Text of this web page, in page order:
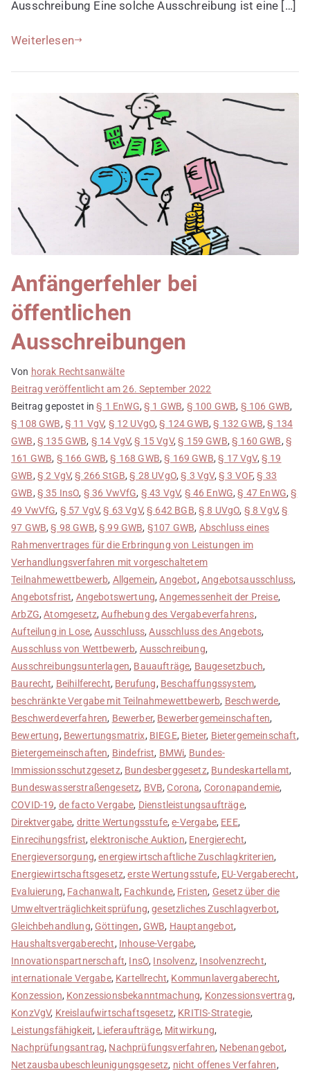
Ausschreibung Eine solche Ausschreibung ist eine […]
Weiterlesen
Anfängerfehler bei
öffentlichen
Ausschreibungen
Von horak Rechtsanwälte
Beitrag veröffentlicht am26. September 2022
Beitrag gepostet in§ 1 EnWG,§ 1 GWB, § 100 GWB, § 106 GWB,
§ 108 GWB, § 11 VgV, § 12 UVgO,§ 124 GWB,§ 132 GWB,§ 134
GWB, § 135 GWB, § 14 VgV,§ 15 VgV,§ 159 GWB,§ 160 GWB, §
161 GWB, § 166 GWB,§ 168 GWB,§ 169 GWB,§ 17 VgV, § 19
GWB, § 2 VgV,§ 266 StGB,§ 28 UVgO,§ 3 VgV, § 3 VOF,§ 33
GWB, § 35 InsO, § 36 VwVfG, § 43 VgV, § 46 EnWG,§ 47 EnWG,§
49 VwVfG, § 57 VgV,§ 63 VgV,§ 642 BGB,§ 8 UVgO, § 8 VgV,§
97 GWB,§ 98 GWB,§ 99 GWB, §107 GWB, Abschluss eines
Rahmenvertrages für die Erbringung von Leistungen im
Verhandlungsverfahren mit vorgeschaltetem
Teilnahmewettbewerb, Allgemein,Angebot, Angebotsausschluss,
Angebotsfrist, Angebotswertung,Angemessenheit der Preise,
ArbZG,Atomgesetz,Aufhebung des Vergabeverfahrens,
Aufteilung in Lose,Ausschluss,Ausschluss des Angebots,
Ausschluss von Wettbewerb, Ausschreibung,
Ausschreibungsunterlagen, Bauaufträge, Baugesetzbuch,
Baurecht, Beihilferecht, Berufung, Beschaffungssystem,
beschränkte Vergabe mit Teilnahmewettbewerb, Beschwerde,
Beschwerdeverfahren, Bewerber, Bewerbergemeinschaften,
Bewertung, Bewertungsmatrix, BIEGE, Bieter, Bietergemeinschaft,
Bietergemeinschaften, Bindefrist, BMWi, Bundes-
Immissionsschutzgesetz, Bundesberggesetz, Bundeskartellamt,
Bundeswasserstraßengesetz, BVB,Corona, Coronapandemie,
COVID-19, de facto Vergabe, Dienstleistungsaufträge,
Direktvergabe, dritte Wertungsstufe,e-Vergabe, EEE,
Einrecihungsfrist,elektronische Auktion, Energierecht,
Energieversorgung,energiewirtschaftliche Zuschlagkriterien,
Energiewirtschaftsgesetz,erste Wertungsstufe, EU-Vergaberecht,
Evaluierung, Fachanwalt, Fachkunde, Fristen, Gesetz über die
Umweltverträglichkeitsprüfung,gesetzliches Zuschlagverbot,
Gleichbehandlung, Göttingen, GWB, Hauptangebot,
Haushaltsvergaberecht, Inhouse-Vergabe,
Innovationspartnerschaft, InsO, Insolvenz, Insolvenzrecht,
internationale Vergabe, Kartellrecht, Kommunlavergaberecht,
Konzession, Konzessionsbekanntmachung, Konzessionsvertrag,
KonzVgV, Kreislaufwirtschaftsgesetz, KRITIS-Strategie,
Leistungsfähigkeit, Lieferaufträge, Mitwirkung,
Nachprüfungsantrag, Nachprüfungsverfahren, Nebenangebot,
Netzausbaubeschleunigungsgesetz, nicht offenes Verfahren,